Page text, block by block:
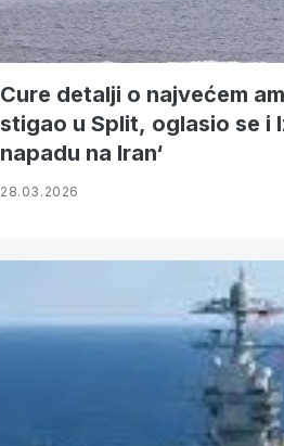
Cure detalji o najvećem
stigao u Split, oglasio se i
napadu na Iran‘
28.03.2026